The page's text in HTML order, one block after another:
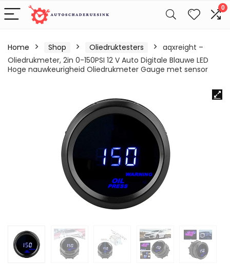
0
Home Shop Oliedruktesters
aqxreight –
Oliedrukmeter, 2in 0-150PSI 12 V Auto Digitale Blauwe LED
Hoge nauwkeurigheid Oliedrukmeter Gauge met sensor